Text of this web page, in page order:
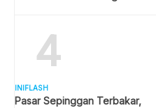
4
INIFLASH
Pasar Sepinggan Terbakar,